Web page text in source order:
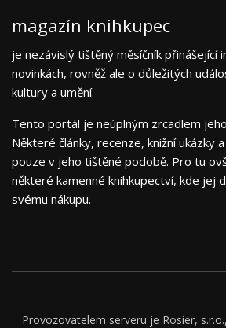
magazín knihkupec
je nezávislý tištěný měsíčník přinášející
novinkách, rovněž ale o důležitých
kultury a umění.
Tento portál je neúplným zrcadlem
Některé články, recenze, knižní ukázky
pouze v jeho tištěné podobě. Pro tu
některé kamenné knihkupectví, kde jej
svému nákupu.
Provozovatelem serveru je Rosier,